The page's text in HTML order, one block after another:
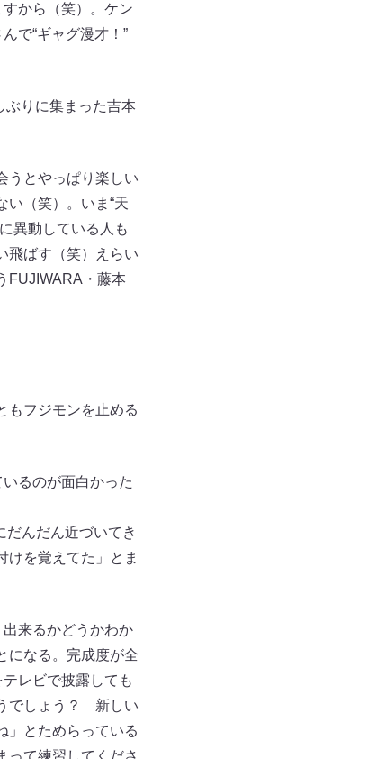
から（笑）。ケン
で“ギャグ漫才！”
ぶりに集まった吉本
うとやっぱり楽しい
い（笑）。いま“天
異動している人も
飛ばす（笑）えらい
FUJIWARA・藤本
もフジモンを止める
るのが面白かった
だんだん近づいてき
けを覚えてた」とま
出来るかどうかわか
になる。完成度が全
レビで披露しても
でしょう？ 新しい
」とためらっている